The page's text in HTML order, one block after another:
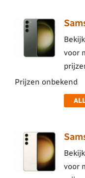
voor
Prijzen onbekend
voor